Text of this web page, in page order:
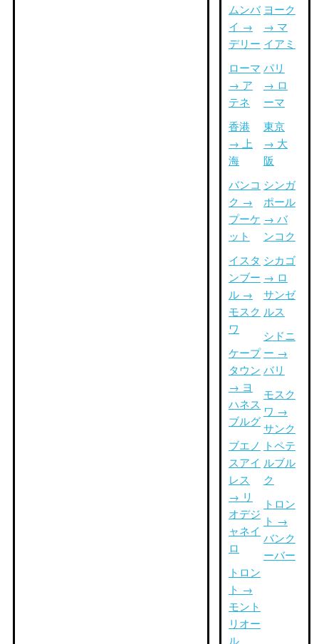
ムンバ
イ →
デリー
ローマ
→ ア
テネ
香港
→ 上
海
バンコ
ク →
プーケ
ット
イスタ
ンブー
ル →
モスク
ワ
ケープ
タウン
→ ヨ
ハネス
ブルグ
ブエノ
スアイ
レス
→ リ
オデジ
ャネイ
ロ
トロン
ト →
モント
リオー
ル
ヨーク
→ マ
イアミ
パリ
→ ロ
ーマ
東京
→ 大
阪
シンガ
ポール
→ バ
ンコク
シカゴ
→ ロ
サンゼ
ルス
シドニ
ー →
バリ
モスク
ワ →
サンク
トペテ
ルブル
ク
トロン
ト →
バンク
ーバー